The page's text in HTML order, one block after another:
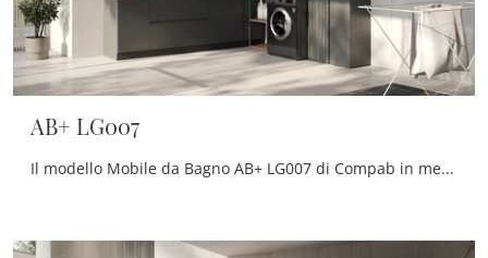
AB+ LG007
Il modello Mobile da Bagno AB+ LG007 di Compab in melaminico fa parte della vasta serie di mobili per la stanza da bagno dell'azienda, sempre di ...